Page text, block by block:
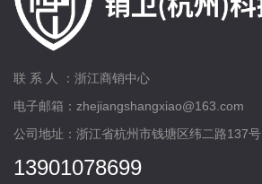
联 系 人 ：浙江商销中心
电子邮箱：zhejiangshangxiao@163.com
公司地址：浙江省杭州市钱塘区纬二路137号
13901078699